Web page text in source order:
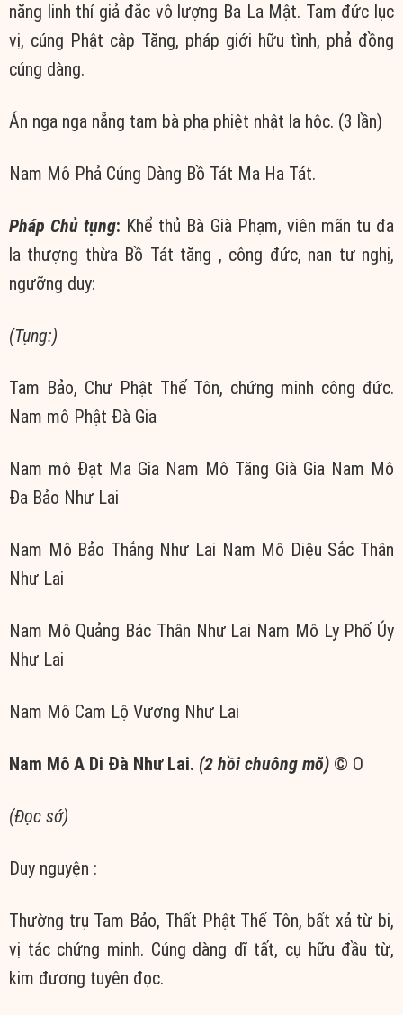
năng linh thí giả đắc vô lượng Ba La Mật. Tam đức lục
vị, cúng Phật cập Tăng, pháp giới hữu tình, phả đồng
cúng dàng.
Án nga nga nẵng tam bà phạ phiệt nhật la hộc. (3 lần)
Nam Mô Phả Cúng Dàng Bồ Tát Ma Ha Tát.
Pháp Chủ tụng: Khể thủ Bà Già Phạm, viên mãn tu đa
la thượng thừa Bồ Tát tăng , công đức, nan tư nghị,
ngưỡng duy:
(Tụng:)
Tam Bảo, Chư Phật Thế Tôn, chứng minh công đức.
Nam mô Phật Đà Gia
Nam mô Đạt Ma Gia Nam Mô Tăng Già Gia Nam Mô
Đa Bảo Như Lai
Nam Mô Bảo Thắng Như Lai Nam Mô Diệu Sắc Thân
Như Lai
Nam Mô Quảng Bác Thân Như Lai Nam Mô Ly Phố Úy
Như Lai
Nam Mô Cam Lộ Vương Như Lai
Nam Mô A Di Đà Như Lai. (2 hồi chuông mõ) © Ο
(Đọc sớ)
Duy nguyện :
Thường trụ Tam Bảo, Thất Phật Thế Tôn, bất xả từ bi,
vị tác chứng minh. Cúng dàng dĩ tất, cụ hữu đầu từ,
kim đương tuyên đọc.